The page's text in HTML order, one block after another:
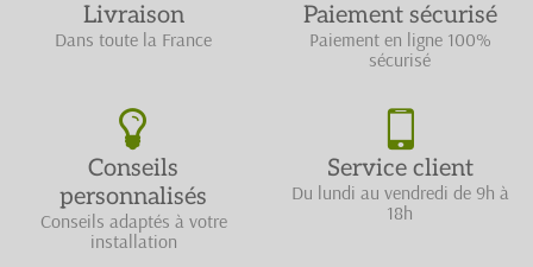
Livraison
Dans toute la France
Paiement sécurisé
Paiement en ligne 100%
sécurisé
Conseils
personnalisés
Conseils adaptés à votre
installation
Service client
Du lundi au vendredi de 9h à
18h